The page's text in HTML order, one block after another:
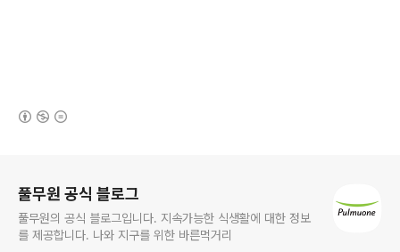
풀무원 공식 블로그
풀무원의 공식 블로그입니다. 지속가능한 식생활에 대한 정보
를 제공합니다. 나와 지구를 위한 바른먹거리